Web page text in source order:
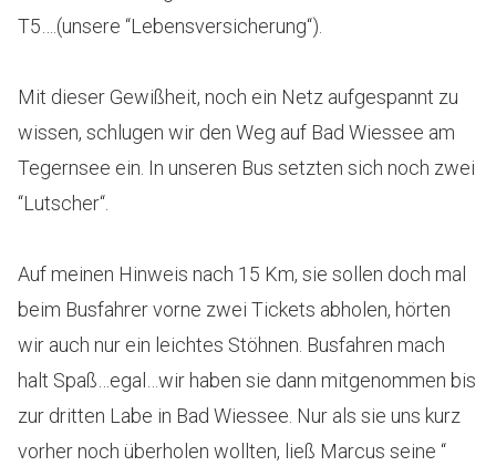
T5….(unsere “Lebensversicherung“).
Mit dieser Gewißheit, noch ein Netz aufgespannt zu
wissen, schlugen wir den Weg auf Bad Wiessee am
Tegernsee ein. In unseren Bus setzten sich noch zwei
“Lutscher“.
Auf meinen Hinweis nach 15 Km, sie sollen doch mal
beim Busfahrer vorne zwei Tickets abholen, hörten
wir auch nur ein leichtes Stöhnen. Busfahren mach
halt Spaß…egal…wir haben sie dann mitgenommen bis
zur dritten Labe in Bad Wiessee. Nur als sie uns kurz
vorher noch überholen wollten, ließ Marcus seine “